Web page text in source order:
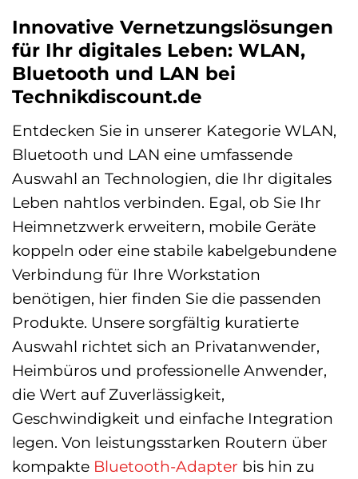
Innovative Vernetzungslösungen
für Ihr digitales Leben: WLAN,
Bluetooth und LAN bei
Technikdiscount.de
Entdecken Sie in unserer Kategorie WLAN,
Bluetooth und LAN eine umfassende
Auswahl an Technologien, die Ihr digitales
Leben nahtlos verbinden. Egal, ob Sie Ihr
Heimnetzwerk erweitern, mobile Geräte
koppeln oder eine stabile kabelgebundene
Verbindung für Ihre Workstation
benötigen, hier finden Sie die passenden
Produkte. Unsere sorgfältig kuratierte
Auswahl richtet sich an Privatanwender,
Heimbüros und professionelle Anwender,
die Wert auf Zuverlässigkeit,
Geschwindigkeit und einfache Integration
legen. Von leistungsstarken Routern über
kompakte Bluetooth-Adapter bis hin zu